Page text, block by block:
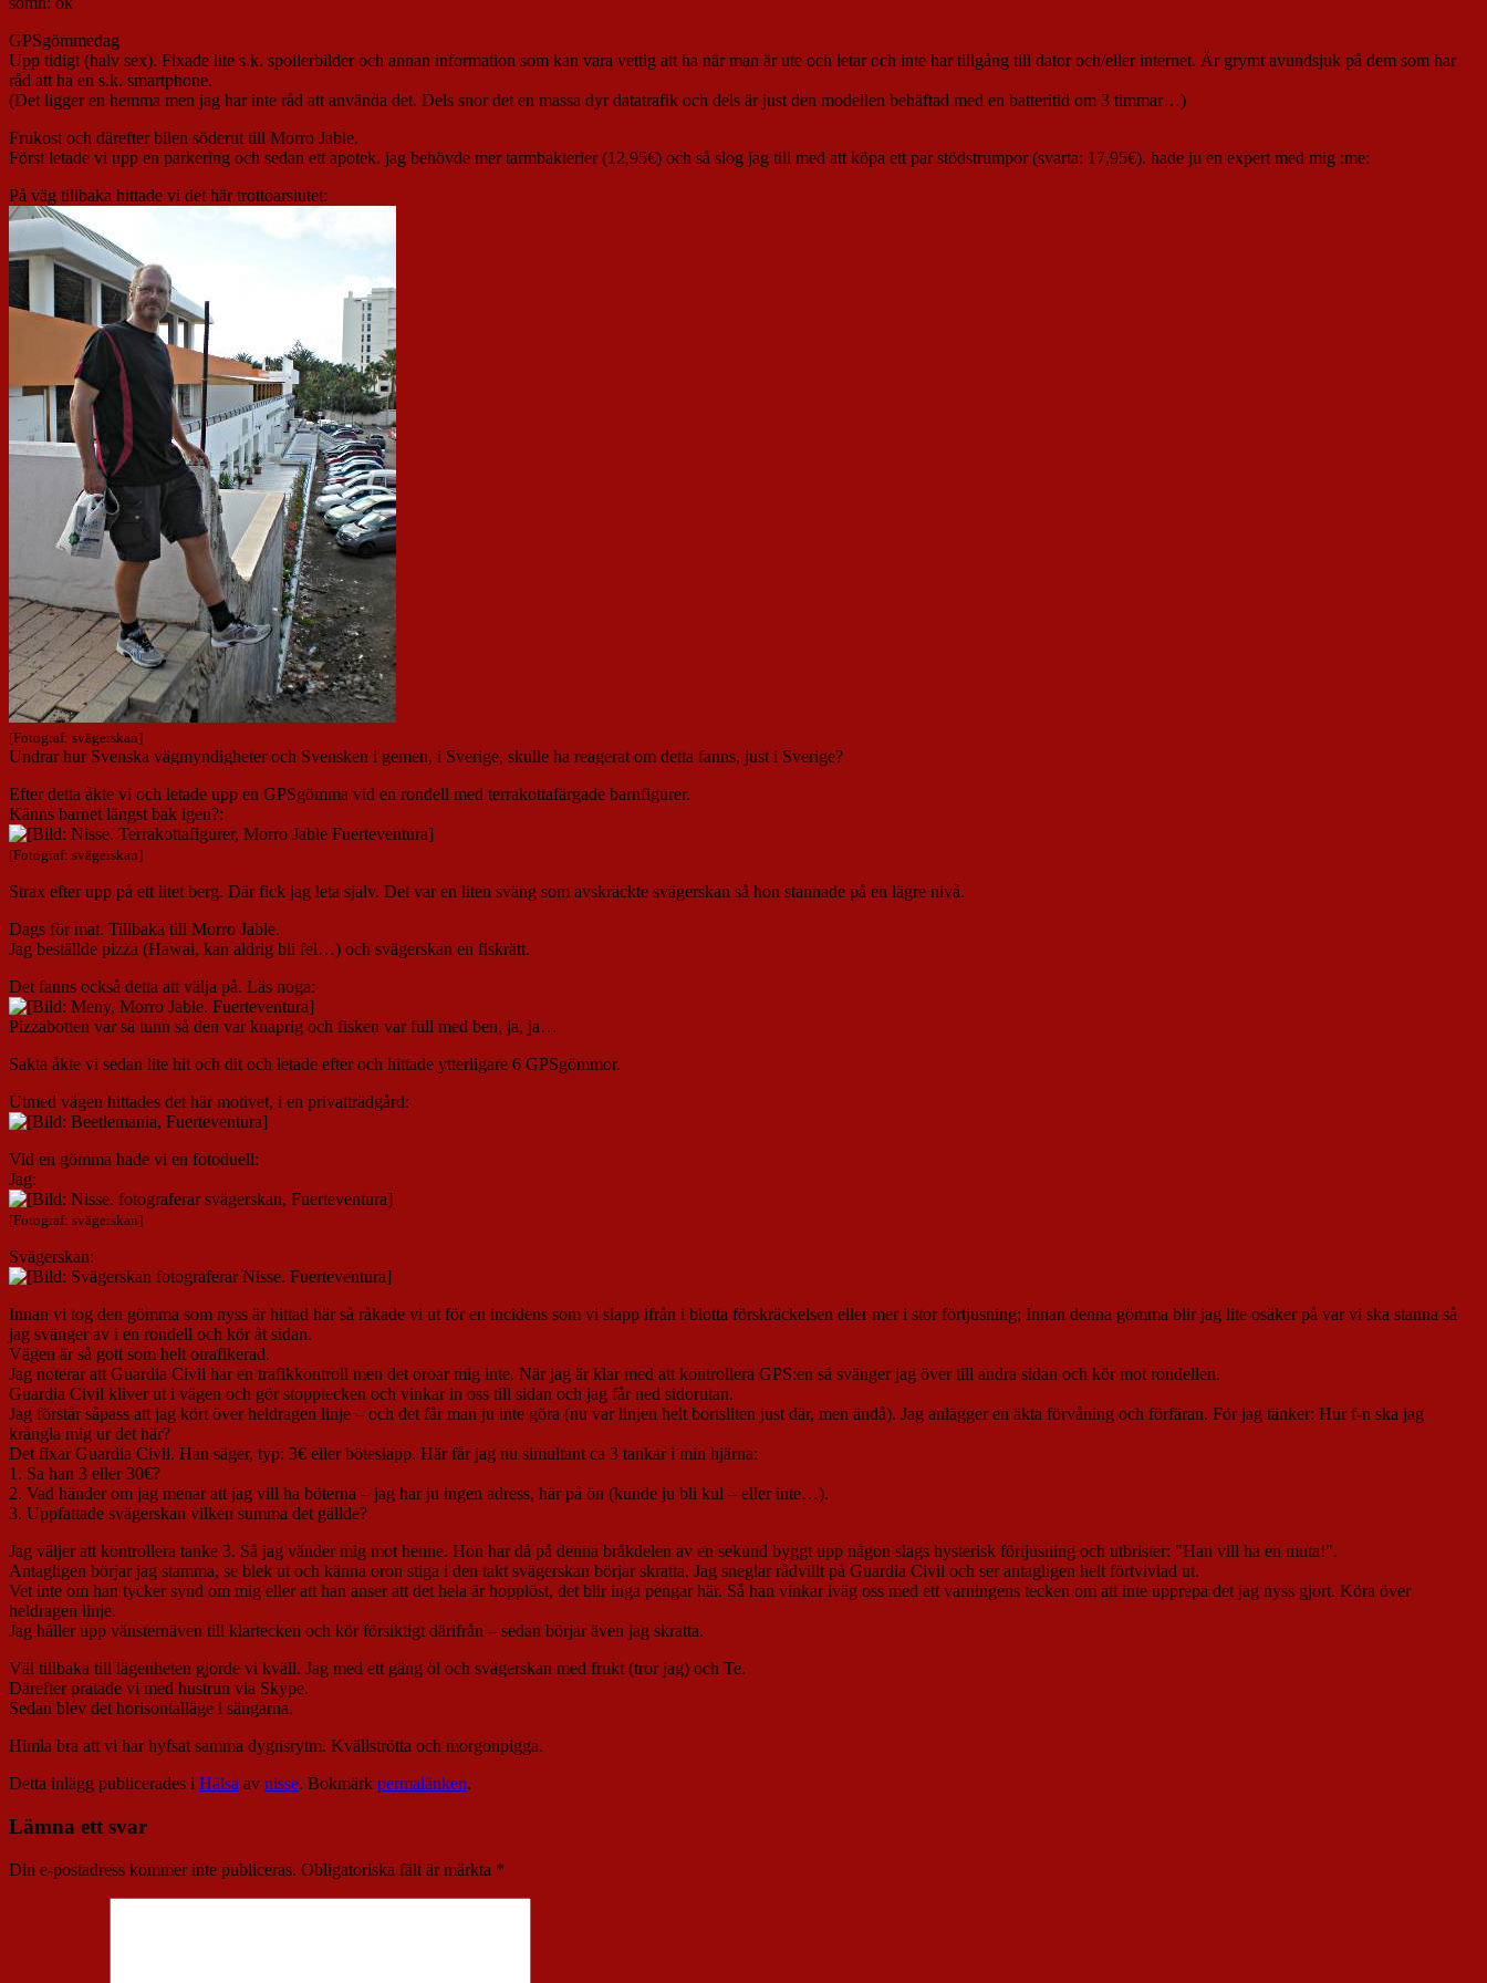
GPSgömmedag
Upp tidigt (halv sex). Fixade lite s.k. spoilerbilder och annan information som kan vara vettig att ha när man är ute och letar och inte har tillgång till dator och/eller internet. Är grymt avundsjuk på dem som har
råd att ha en s.k. smartphone.
(Det ligger en hemma men jag har inte råd att använda det. Dels snor det en massa dyr datatrafik och dels är just den modellen behäftad med en batteritid om 3 timmar…)
Frukost och därefter bilen söderut till Morro Jable.
Först letade vi upp en parkering och sedan ett apotek. jag behövde mer tarmbakterier (12,95€) och så slog jag till med att köpa ett par stödstrumpor (svarta: 17,95€). hade ju en expert med mig :me:
På väg tillbaka hittade vi det här trottoarslutet:
[Fotograf: svägerskan]
Undrar hur Svenska vägmyndigheter och Svensken i gemen, i Sverige, skulle ha reagerat om detta fanns, just i Sverige?
Efter detta åkte vi och letade upp en GPSgömma vid en rondell med terrakottafärgade barnfigurer.
Känns barnet längst bak igen?:
[Fotograf: svägerskan]
Strax efter upp på ett litet berg. Där fick jag leta själv. Det var en liten sväng som avskräckte svägerskan så hon stannade på en lägre nivå.
Dags för mat. Tillbaka till Morro Jable.
Jag beställde pizza (Hawai, kan aldrig bli fel…) och svägerskan en fiskrätt.
Det fanns också detta att välja på. Läs noga:
Pizzabotten var så tunn så den var knaprig och fisken var full med ben, ja, ja…
Sakta åkte vi sedan lite hit och dit och letade efter och hittade ytterligare 6 GPSgömmor.
Utmed vägen hittades det här motivet, i en privatträdgård:
Vid en gömma hade vi en fotoduell:
Jag:
[Fotograf: svägerskan]
Svägerskan:
Innan vi tog den gömma som nyss är hittad här så råkade vi ut för en incidens som vi slapp ifrån i blotta förskräckelsen eller mer i stor förtjusning; Innan denna gömma blir jag lite osäker på var vi ska stanna så
jag svänger av i en rondell och kör åt sidan.
Vägen är så gott som helt otrafikerad.
Jag noterar att Guardia Civil har en trafikkontroll men det oroar mig inte. När jag är klar med att kontrollera GPS:en så svänger jag över till andra sidan och kör mot rondellen.
Guardia Civil kliver ut i vägen och gör stopptecken och vinkar in oss till sidan och jag får ned sidorutan.
Jag förstår såpass att jag kört över heldragen linje – och det får man ju inte göra (nu var linjen helt bortsliten just där, men ändå). Jag anlägger en äkta förvåning och förfäran. För jag tänker: Hur f-n ska jag
krångla mig ur det här?
Det fixar Guardia Civil. Han säger, typ: 3€ eller böteslapp. Här får jag nu simultant ca 3 tankar i min hjärna:
1. Sa han 3 eller 30€?
2. Vad händer om jag menar att jag vill ha böterna – jag har ju ingen adress, här på ön (kunde ju bli kul – eller inte…).
3. Uppfattade svägerskan vilken summa det gällde?
Jag väljer att kontrollera tanke 3. Så jag vänder mig mot henne. Hon har då på denna bråkdelen av en sekund byggt upp någon slags hysterisk förtjusning och utbrister: "Han vill ha en muta!".
Antagligen börjar jag stamma, se blek ut och känna oron stiga i den takt svägerskan börjar skratta. Jag sneglar rådvillt på Guardia Civil och ser antagligen helt förtvivlad ut.
Vet inte om han tycker synd om mig eller att han anser att det hela är hopplöst, det blir inga pengar här. Så han vinkar iväg oss med ett varningens tecken om att inte upprepa det jag nyss gjort. Köra över
heldragen linje.
Jag håller upp vänsternäven till klartecken och kör försiktigt därifrån – sedan börjar även jag skratta.
Väl tillbaka till lägenheten gjorde vi kväll. Jag med ett gäng öl och svägerskan med frukt (tror jag) och Te.
Därefter pratade vi med hustrun via Skype.
Sedan blev det horisontalläge i sängarna.
Himla bra att vi har hyfsat samma dygnsrytm. Kvällströtta och morgonpigga.
Detta inlägg publicerades i Hälsa av nisse. Bokmärk permalänken.
Lämna ett svar
Din e-postadress kommer inte publiceras. Obligatoriska fält är märkta *